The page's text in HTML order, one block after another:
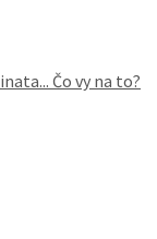
Čo vy na to?